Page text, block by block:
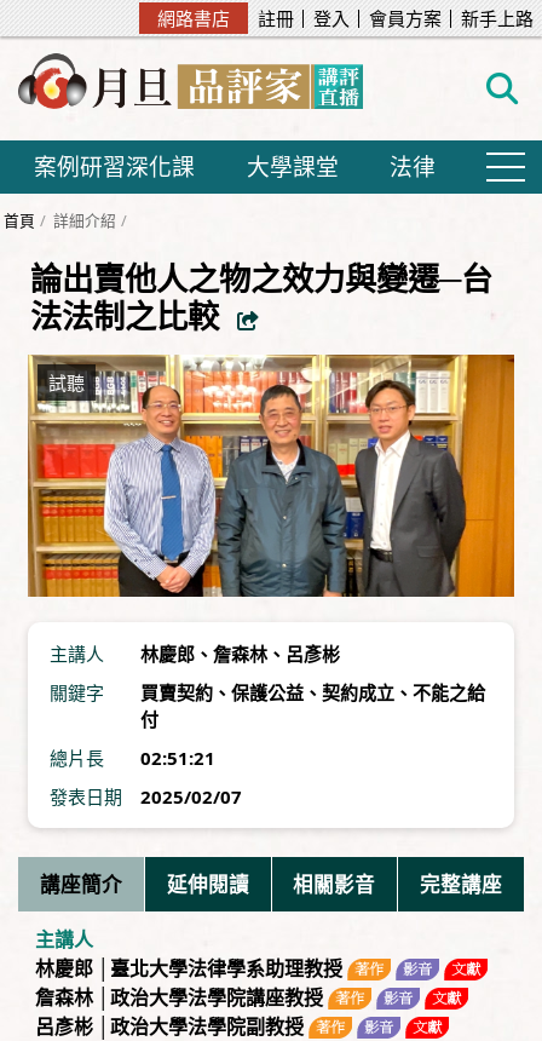
網路書店 註冊 登入 會員方案 新手上路
案例研習深化課 大學課堂 法律
首頁 詳細介紹
論出賣他人之物之效力與變遷─台
法法制之比較
主講人 林慶郎 、 詹森林 、 呂彥彬
關鍵字
買賣契約 、 保護公益 、 契約成立 、 不能之給
付
總片長
02:51:21
發表日期
2025/02/07
講座簡介 延伸閱讀 相關影音 完整講座
主講人
林慶郎 │臺北大學法律學系助理教授
詹森林 │政治大學法學院講座教授
呂彥彬 │政治大學法學院副教授